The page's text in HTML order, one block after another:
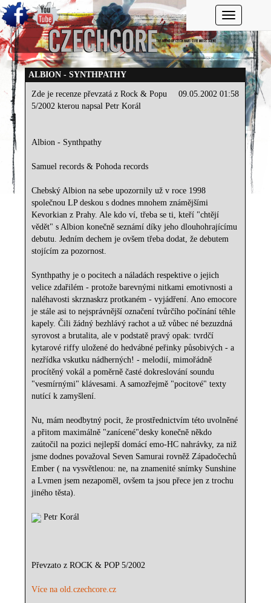
Toggle
ALBION - SYNTHPATHY
09.05.2002 01:58
Zde je recenze převzatá z Rock & Popu
5/2002 kterou napsal Petr Korál
Albion - Synthpathy
Samuel records & Pohoda records
Chebský Albion na sebe upozornily už v roce 1998
společnou LP deskou s dodnes mnohem známějšími
Kevorkian z Prahy. Ale kdo ví, třeba se ti, kteří "chtějí
vědět" s Albion konečně seznámí díky jeho dlouhohrajícímu
debutu. Jedním dechem je ovšem třeba dodat, že debutem
stojícím za pozornost.
Synthpathy je o pocitech a náladách respektive o jejich
velice zdařilém - protože barevnými nitkami emotivnosti a
naléhavosti skrznaskrz protkaném - vyjádření. Ano emocore
je stále asi to nejsprávnější označení tvůrčího počínání téhle
kapely. Čili žádný bezhlávý rachot a už vůbec né bezuzdná
syrovost a brutalita, ale v podstatě pravý opak: tvrdčí
kytarové riffy uložené do hedvábné peřinky působivých - a
nezřídka vskutku nádherných! - melodií, mimořádně
procítěný vokál a poměrně časté dokreslování soundu
"vesmírnými" klávesami. A samozřejmě "pocitové" texty
nutící k zamyšlení.
Nu, mám neodbytný pocit, že prostřednictvím této uvolněné
a přitom maximálně "zanícené"desky konečně někdo
zaútočil na pozici nejlepší domácí emo-HC nahrávky, za niž
jsme dodnes považoval Seven Samurai rovněž Západočechů
Ember ( na vysvětlenou: ne, na znamenité snímky Sunshine
a Lvmen jsem nezapoměl, ovšem ta jsou přece jen z trochu
jiného těsta).
Petr Korál
Převzato z ROCK & POP 5/2002
Více na old.czechcore.cz